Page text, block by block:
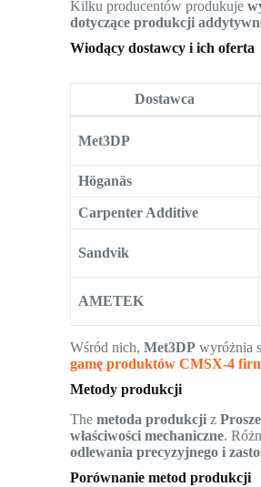
Kilku producentów produkuje
dotyczące produkcji
Wiodący dostawcy i ich oferta
Dostawca
Met3DP
Höganäs
Carpenter Additive
Sandvik
AMETEK
Wśród nich,Met3DP wyróżnia
gamę produktów CMSX-4
Metody produkcji
Themetoda produkcji z
właściwości mechaniczne.
odlewania precyzyjnego i
Porównanie metod produkcji